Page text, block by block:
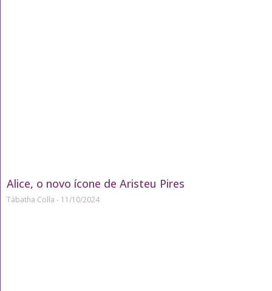
Alice, o novo ícone de Aristeu Pires
Tábatha Colla 11/10/2024